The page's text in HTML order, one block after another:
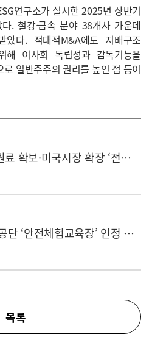
연구소가 실시한 2025년 상반기
. 철강·금속 분야 38개사 가운데
다. 적대적M&A에도 지배구조
해 이사회 독립성과 감독기능을
일반주주의 권리를 높인 점 등이
고려아연의 TMC 투자, 원료 확보·미국시장 확장 ‘전략적 결정’ TMC 주가, 한 달 전 취득가격 대비 74% 상승…투자가치 입증 대한민국 경제안보 뒷받침…공급망 안정화에 기여할 것
고려아연, 산업안전보건공단 ‘안전체험교육장’ 인정 획득…이론중심교육 탈피, 현장위험 적시 대응능력 제고 기대
목록